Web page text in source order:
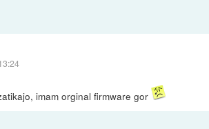
imam orginal firmware gor